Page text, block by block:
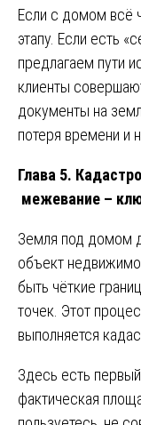
Если с домом всё
этапу. Если есть
предлагаем пути
клиенты
документы на
потеря времени и
Глава 5.
межевание –
Земля под домом
объект
быть чёткие
точек. Этот
выполняется
Здесь есть
фактическая